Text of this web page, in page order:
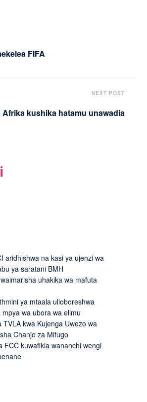
FIFA
NEXT POST
Afrika kushika hatamu unawadia
aridhishwa na kasi ya ujenzi wa
ya saratani BMH
uhakika wa mafuta
ya mtaala ulioboreshwa
wa ubora wa elimu
TVLA kwa Kujenga Uwezo wa
Chanjo za Mifugo
FCC kuwafikia wananchi wengi